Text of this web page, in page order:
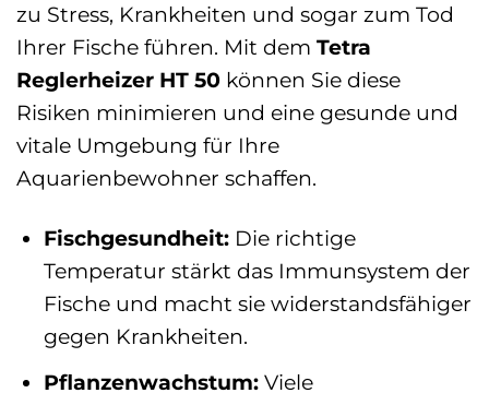
zu Stress, Krankheiten und sogar zum Tod
Ihrer Fische führen. Mit dem Tetra
Reglerheizer HT 50 können Sie diese
Risiken minimieren und eine gesunde und
vitale Umgebung für Ihre
Aquarienbewohner schaffen.
Fischgesundheit:Die richtige
Temperatur stärkt das Immunsystem der
Fische und macht sie widerstandsfähiger
gegen Krankheiten.
Pflanzenwachstum:Viele